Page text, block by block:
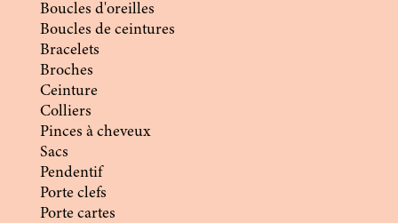
Boucles d'oreilles
Boucles de ceintures
Bracelets
Broches
Ceinture
Colliers
Pinces à cheveux
Sacs
Pendentif
Porte clefs
Porte cartes